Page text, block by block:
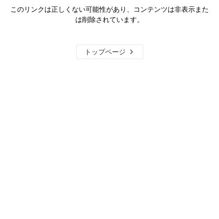
このリンクは正しくない可能性があり、コンテンツは非表示また
は削除されています。
トップページ